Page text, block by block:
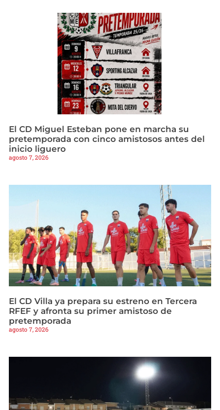
El CD Miguel Esteban pone en marcha su
pretemporada con cinco amistosos antes del
inicio liguero
agosto 7, 2026
El CD Villa ya prepara su estreno en Tercera
RFEF y afronta su primer amistoso de
pretemporada
agosto 7, 2026